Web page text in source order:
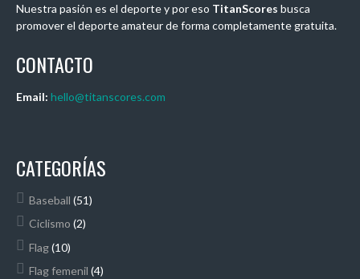
Nuestra pasión es el deporte y por eso TitanScores busca
promover el deporte amateur de forma completamente gratuita.
CONTACTO
Email: hello@titanscores.com
CATEGORÍAS
Baseball (51)
Ciclismo (2)
Flag(10)
Flag femenil (4)